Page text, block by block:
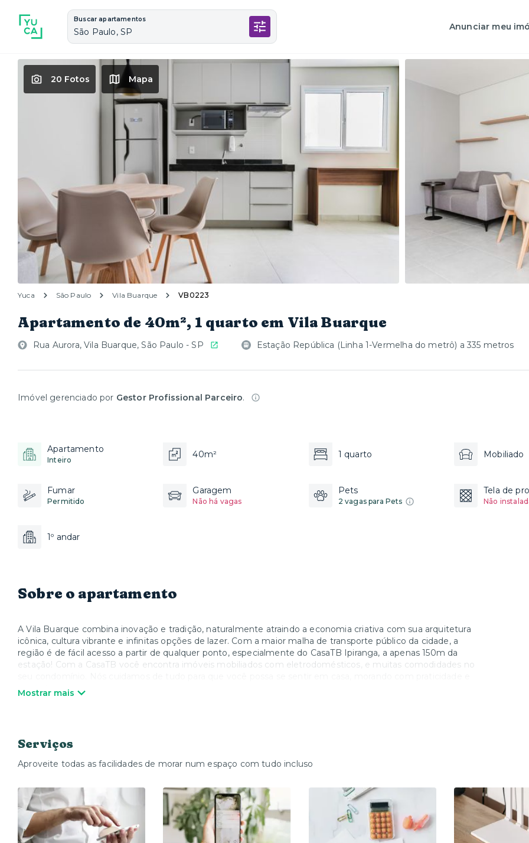
Buscar apartamentos
São Paulo, SP Anunciar meu
20 Fotos Mapa
Yuca São Paulo Vila Buarque VB0223
Apartamento de 40m², 1 quarto em Vila Buarque
Rua Aurora, Vila Buarque, São Paulo - SP Estação República (Linha 1-Vermelha do metrô) a 335 metros
Imóvel gerenciado por Gestor Profissional Parceiro.
Apartamento
Inteiro
40m² 1 quarto Mobiliado
Fumar
Permitido
Garagem
Não há vagas
Pets
2 vagas para Pets
Tela de
Não
1º andar
Sobre o apartamento
A Vila Buarque combina inovação e tradição, naturalmente atraindo a economia criativa com sua arquitetura
icônica, cultura vibrante e infinitas opções de lazer. Com a maior malha de transporte público da cidade, a
região é de fácil acesso a partir de qualquer ponto, especialmente do CasaTB Ipiranga, a apenas 150m da
estação! Com a CasaTB você encontra imóveis mobiliados com eletrodomésticos, e muitas comodidades no
conforto.
Mostrar mais
Serviços
Aproveite todas as facilidades de morar num espaço com tudo incluso